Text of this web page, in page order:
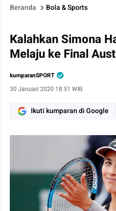
Beranda Bola & Sports
Kalahkan Simona
Melaju ke Final
kumparanSPORT
30 Januari 2020 18:51 WIB
Ikuti kumparan di Google